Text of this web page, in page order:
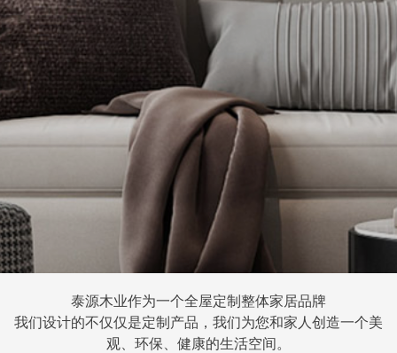
泰源木业作为一个全屋定制整体家居品牌
我们设计的不仅仅是定制产品，我们为您和家人创造一个美
观、环保、健康的生活空间。